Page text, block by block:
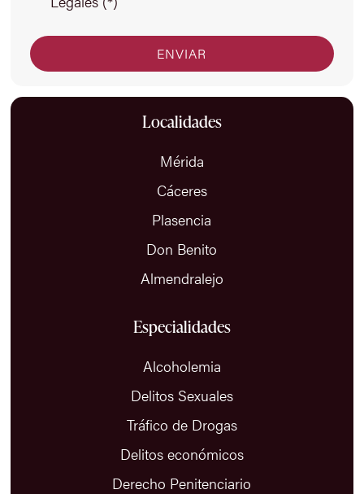
Localidades
Mérida
Cáceres
Plasencia
Don Benito
Almendralejo
Especialidades
Alcoholemia
Delitos Sexuales
Tráfico de Drogas
Delitos económicos
Derecho Penitenciario